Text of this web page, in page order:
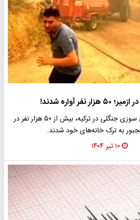
نفر آواره شدند!
در پی شدت گرفتن آتش سوزی جنگلی در ترکیه، بیش از ۵۰ هزار نفر در
مجبور به ترک خانه‌های خود شدند.
۱۰ تیر ۱۴۰۴